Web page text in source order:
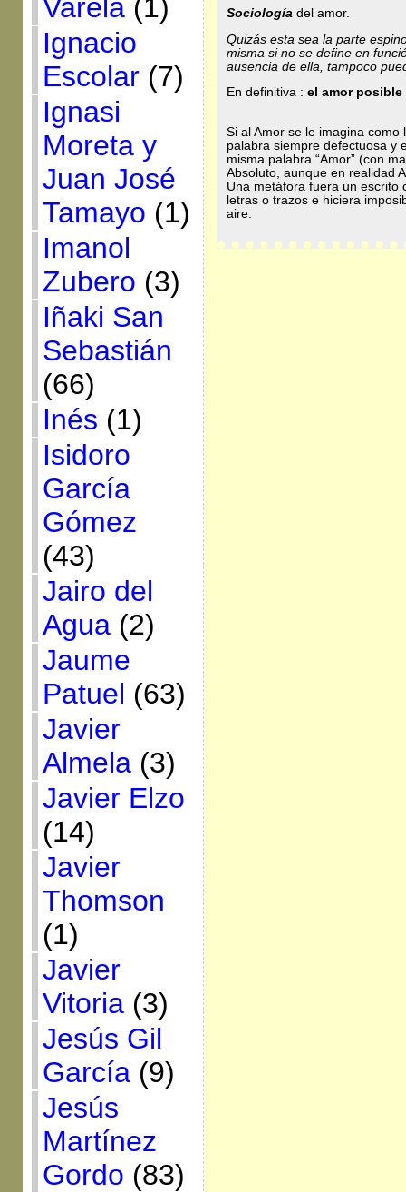
Varela(1)
Ignacio
Escolar(7)
Ignasi
Moreta y
Juan José
Tamayo (1)
Imanol
Zubero (3)
Iñaki San
Sebastián
(66)
Inés (1)
Isidoro
García
Gómez
(43)
Jairo del
Agua(2)
Jaume
Patuel (63)
Javier
Almela(3)
Javier Elzo
(14)
Javier
Thomson
(1)
Javier
Vitoria(3)
Jesús Gil
García(9)
Jesús
Martínez
Gordo (83)
Sociología del amor.
Quizás esta sea la parte
misma si no se define en
ausencia de ella, tampoco
En definitiva : el amor posible
Si al Amor se le imagina
palabra siempre defectuosa y
misma palabra “Amor” (con
Absoluto, aunque en realidad
Una metáfora fuera un escrito
letras o trazos e hiciera
aire.